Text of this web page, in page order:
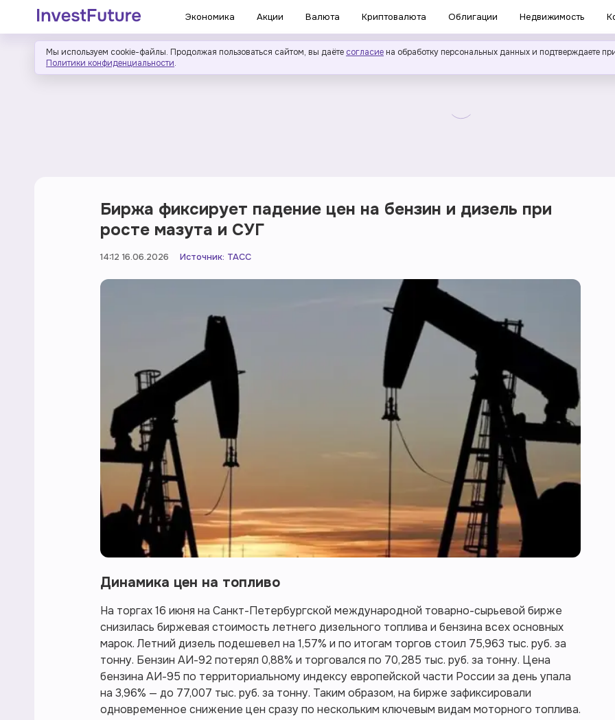
Экономика Акции Валюта Криптовалюта Облигации Недвижимость
Мы используем cookie-файлы. Продолжая пользоваться сайтом, вы даёте согласие на обработку персональных данных и подтверждаете
Политики конфиденциальности.
Биржа фиксирует падение цен на бензин и дизель при
росте мазута и СУГ
14:12 16.06.2026 Источник: ТАСС
Динамика цен на топливо
На торгах 16 июня на Санкт-Петербургской международной товарно-сырьевой бирже
снизилась биржевая стоимость летнего дизельного топлива и бензина всех основных
марок. Летний дизель подешевел на 1,57% и по итогам торгов стоил 75,963 тыс. руб. за
тонну. Бензин АИ-92 потерял 0,88% и торговался по 70,285 тыс. руб. за тонну. Цена
бензина АИ-95 по территориальному индексу европейской части России за день упала
на 3,96% — до 77,007 тыс. руб. за тонну. Таким образом, на бирже зафиксировали
одновременное снижение цен сразу по нескольким ключевым видам моторного топлива.